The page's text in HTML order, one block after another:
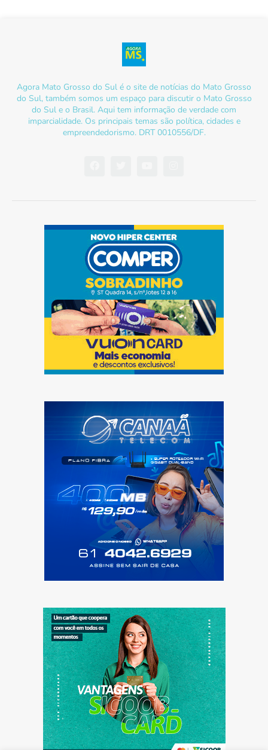
Agora Mato Grosso do Sul é o site de notícias do Mato Grosso
do Sul, também somos um espaço para discutir o Mato Grosso
do Sul e o Brasil. Aqui tem informação de verdade com
imparcialidade. Os principais temas são política, cidades e
empreendedorismo. DRT 0010556/DF.